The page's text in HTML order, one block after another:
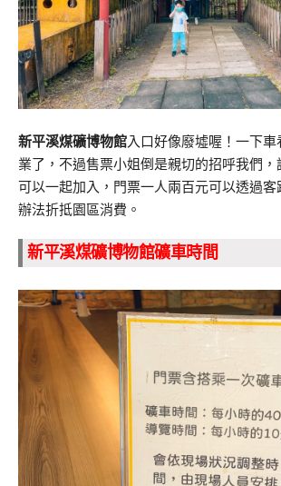
新平溪煤礦博物館入口好像廢墟喔！一下
業了，不過售票小姐倒是親切的招呼我們，
可以一起加入，門票一人兩百元可以透過客
辦法折抵園區消費。
新平溪煤礦博物館礦車時間